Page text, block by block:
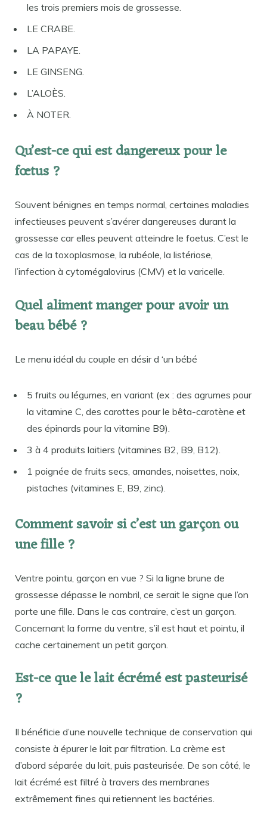
les trois premiers mois de grossesse.
LE CRABE.
LA PAPAYE.
LE GINSENG.
L’ALOÈS.
À NOTER.
Qu’est-ce qui est dangereux pour le
fœtus ?
Souvent bénignes en temps normal, certaines maladies
infectieuses peuvent s’avérer dangereuses durant la
grossesse car elles peuvent atteindre le foetus. C’est le
cas de la toxoplasmose, la rubéole, la listériose,
l’infection à cytomégalovirus (CMV) et la varicelle.
Quel aliment manger pour avoir un
beau bébé ?
Le menu idéal du couple en désir d ‘un bébé
5 fruits ou légumes, en variant (ex : des agrumes pour
la vitamine C, des carottes pour le bêta-carotène et
des épinards pour la vitamine B9).
3 à 4 produits laitiers (vitamines B2, B9, B12).
1 poignée de fruits secs, amandes, noisettes, noix,
pistaches (vitamines E, B9, zinc).
Comment savoir si c’est un garçon ou
une fille ?
Ventre pointu, garçon en vue ? Si la ligne brune de
grossesse dépasse le nombril, ce serait le signe que l’on
porte une fille. Dans le cas contraire, c’est un garçon.
Concernant la forme du ventre, s’il est haut et pointu, il
cache certainement un petit garçon.
Est-ce que le lait écrémé est pasteurisé
?
Il bénéficie d’une nouvelle technique de conservation qui
consiste à épurer le lait par filtration. La crème est
d’abord séparée du lait, puis pasteurisée. De son côté, le
lait écrémé est filtré à travers des membranes
extrêmement fines qui retiennent les bactéries.